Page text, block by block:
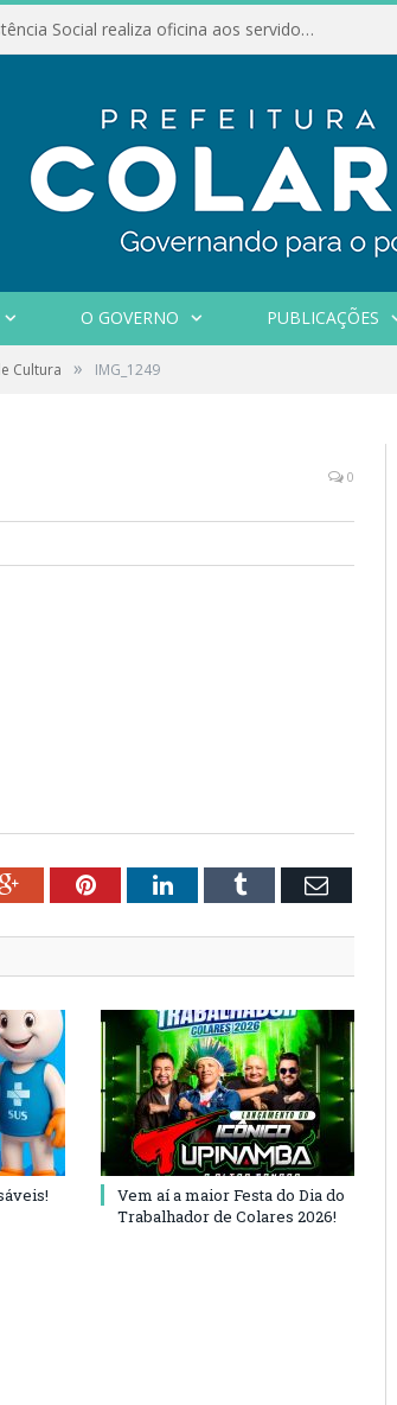
Conselho Municipal de Assistência Social realiza oficina aos servidores
O GOVERNO PUBLICAÇÕES
Cultura » IMG_1249
0
Google+PinterestLinkedInTumblr Email
Vem aí a maior Festa do Dia do
Trabalhador de Colares 2026!